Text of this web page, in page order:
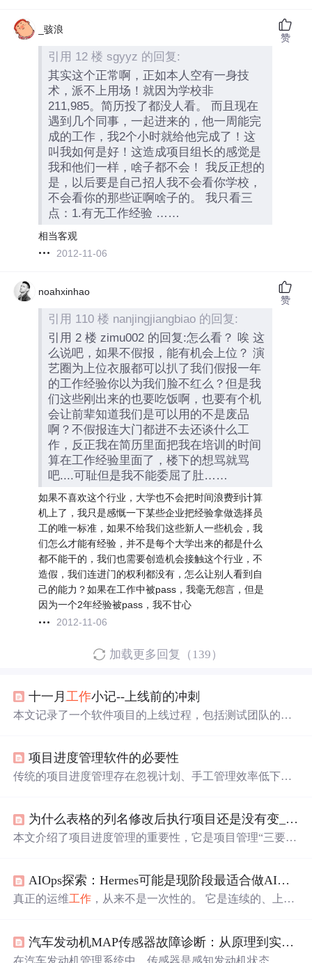
_骇浪
引用 12 楼 sgyyz 的回复:
其实这个正常啊，正如本人空有一身技
术，派不上用场！就因为学校非
211,985。简历投了都没人看。 而且现在
遇到几个同事，一起进来的，他一周能完
成的工作，我2个小时就给他完成了！这
叫我如何是好！这造成项目组长的感觉是
我和他们一样，啥子都不会！ 我反正想的
是，以后要是自己招人我不会看你学校，
不会看你的那些证啊啥子的。 我只看三
点：1.有无工作经验 ……
相当客观
2012-11-06
赞
noahxinhao
引用 110 楼 nanjingjiangbiao 的回复:
引用 2 楼 zimu002 的回复:怎么看？ 唉 这
么说吧，如果不假报，能有机会上位？ 演
艺圈为上位衣服都可以扒了我们假报一年
的工作经验你以为我们脸不红么？但是我
们这些刚出来的也要吃饭啊，也要有个机
会让前辈知道我们是可以用的不是废品
啊？不假报连大门都进不去还谈什么工
作，反正我在简历里面把我在培训的时间
算在工作经验里面了，楼下的想骂就骂
吧....可耻但是我不能委屈了肚……
如果不喜欢这个行业，大学也不会把时间浪费到计算
机上了，我只是感慨一下某些企业把经验拿做选择员
工的唯一标准，如果不给我们这些新人一些机会，我
们怎么才能有经验，并不是每个大学出来的都是什么
都不能干的，我们也需要创造机会接触这个行业，不
造假，我们连进门的权利都没有，怎么让别人看到自
己的能力？如果在工作中被pass，我毫无怨言，但是
因为一个2年经验被pass，我不甘心
2012-11-06
赞
加载更多回复（139）
十一月 工作小记--上线前的冲刺
本文记录了一个软件项目的上线过程，包括测试团队的组
项目进度管理软件的必要性
传统的项目进度管理存在忽视计划、手工管理效率低下、
型项目的有效执行。,
为什么表格的列名修改后执行项目还是没有变_项目进度管理重要性
本文介绍了项目进度管理的重要性，它是项目管理“三要
存在忽视计划、计划与实际脱节、负责人经验缺乏等问
题，进而引出项目进度管理软件及其 工作原理。
AIOps探索：Hermes可能是现阶段最适合做AIOps的Agent（附可行性落地思路）
真正的运维工作 ，从来不是一次性的。 它是连续的、上下
里意味着什么，知道哪个指标抖动是噪音，哪个日志模式
其实是事故前兆。
汽车发动机MAP传感器故障诊断：从原理到实战的七种症状解析
在汽车发动机管理系统中，传感器是感知发动机状态、实